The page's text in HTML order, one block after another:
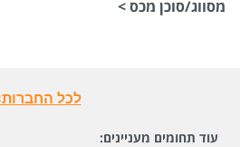
מסווג/סוכן מכס >
לכל
עוד תחומים מעניינים: